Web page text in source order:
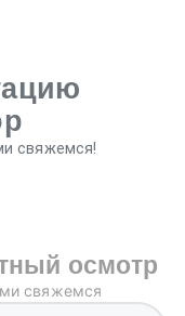
свяжемся!
осмотр
свяжемся